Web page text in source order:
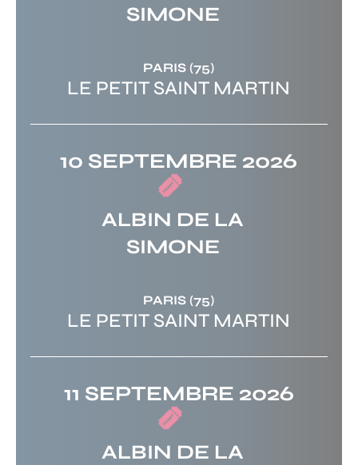
SIMONE
PARIS (75)
LE PETIT SAINT MARTIN
10 SEPTEMBRE 2026
ALBIN DE LA
SIMONE
PARIS (75)
LE PETIT SAINT MARTIN
11 SEPTEMBRE 2026
ALBIN DE LA